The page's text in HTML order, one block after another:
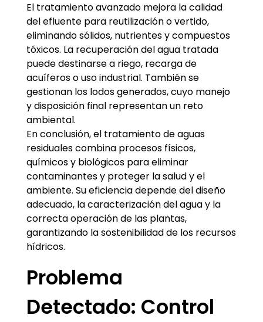
El tratamiento avanzado mejora la calidad
del efluente para reutilización o vertido,
eliminando sólidos, nutrientes y compuestos
tóxicos. La recuperación del agua tratada
puede destinarse a riego, recarga de
acuíferos o uso industrial. También se
gestionan los lodos generados, cuyo manejo
y disposición final representan un reto
ambiental.
En conclusión, el tratamiento de aguas
residuales combina procesos físicos,
químicos y biológicos para eliminar
contaminantes y proteger la salud y el
ambiente. Su eficiencia depende del diseño
adecuado, la caracterización del agua y la
correcta operación de las plantas,
garantizando la sostenibilidad de los recursos
hídricos.
Problema
Detectado: Control